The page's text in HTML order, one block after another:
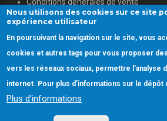
Mentions légales
Politique des données personnelles
Gestion des Cookies
Copyright © 2022.Utiliser son mac.
Nous utilisons des cookies sur ce site
expérience utilisateur
En poursuivant la navigation sur le site, vous
cookies et autres tags pour vous proposer
vers les réseaux sociaux, permettre l'analyse
internet. Pour plus d’informations sur le dépôt
Plus d'informations